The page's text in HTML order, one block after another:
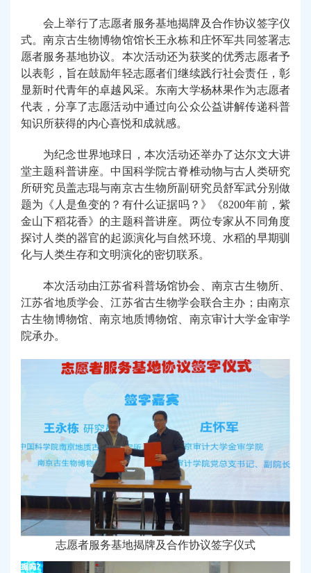
会上举行了志愿者服务基地揭牌及合作协议签字仪
式。南京古生物博物馆馆长王永栋和庄怀军共同签署志
愿者服务基地协议。本次活动还为获奖的优秀志愿者予
以表彰， 旨在鼓励年轻志愿者们继续践行社会责任，彰
显新时代青年的卓越风采。东南大学杨林果作为志愿者
代表，分享了志愿活动中通过向公众公益讲解传递科普
知识所获得的内心喜悦和成就感。
为纪念世界地球日，本次活动还举办了达尔文大讲
堂主题科普讲座。中国科学院古脊椎动物与古人类研究
所研究员盖志琨与南京古生物所副研究员舒军武分别做
题为《人是鱼变的？有什么证据吗？》《8200年前，紫
金山下稻花香》的主题科普讲座。 两位专家从不同角度
探讨人类的器官的起源演化与自然环境、水稻的早期驯
化与人类生存和文明演化的密切联系。
本次活动由江苏省科普场馆协会、 南京古生物所
江苏省地质学会、江苏省古生物学会联合主办 ； 由南京
古生物博物馆 、南京地质博物馆、南京审计大学金审学
院承办。
志愿者服务基地揭牌及合作协议签字仪式